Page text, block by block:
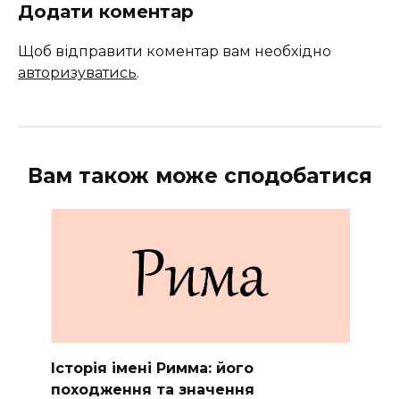
Додати коментар
Щоб відправити коментар вам необхідно
авторизуватись.
Вам також може сподобатися
Історія імені Римма: його
походження та значення